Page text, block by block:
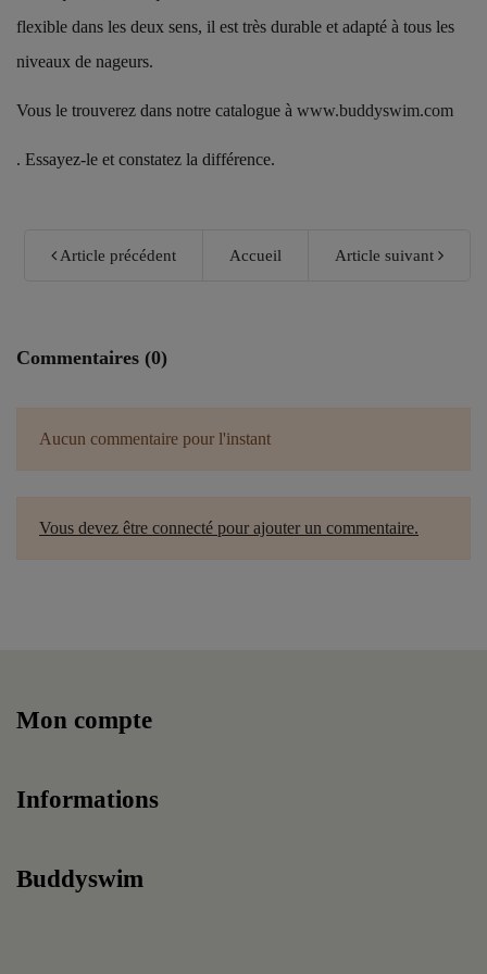
flexible dans les deux sens, il est très durable et adapté à tous les
niveaux de nageurs.
Vous le trouverez dans notre catalogue à www.buddyswim.com
. Essayez-le et constatez la différence.
Article précédent Accueil Article suivant
Commentaires (0)
Aucun commentaire pour l'instant
Vous devez être connecté pour ajouter un commentaire.
Mon compte
Informations
Buddyswim